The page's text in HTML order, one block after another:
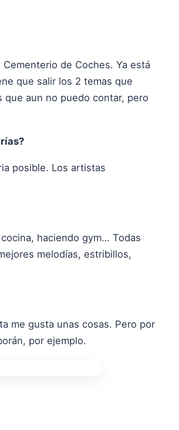
de Coches. Ya está
que salir los 2 temas que
aun no puedo contar, pero
posible. Los artistas
haciendo gym… Todas
melodías, estribillos,
me gusta unas cosas. Pero por
por ejemplo.